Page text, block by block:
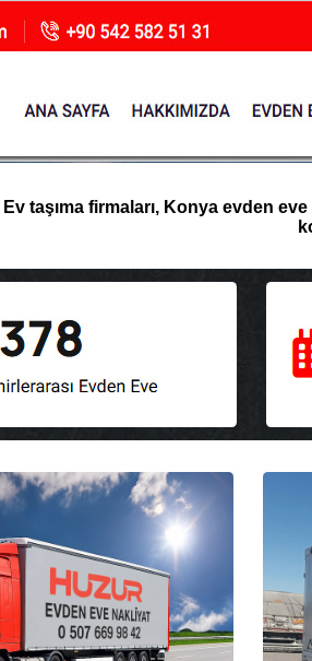
taşıma firmaları, Konya evden